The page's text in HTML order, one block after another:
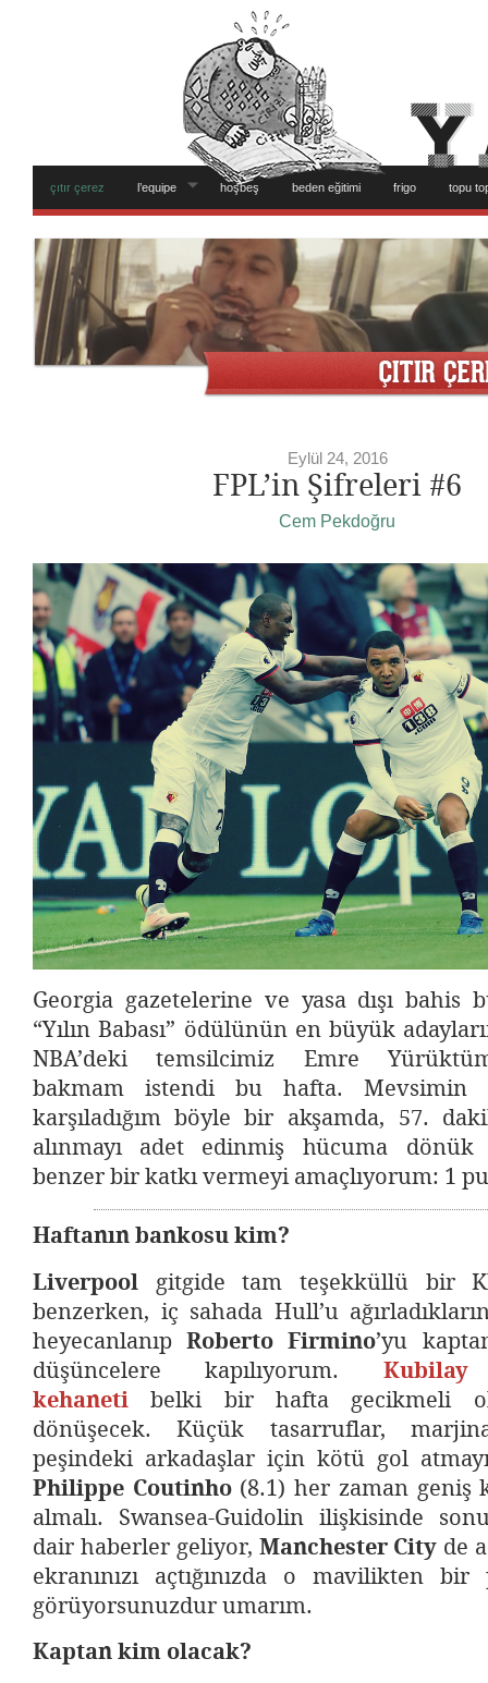
çıtır çerez l’equipe hoşbeş beden eğitimi frigo topu
Eylül 24, 2016
FPL’in Şifreleri #6
Cem Pekdoğru
Georgia gazetelerine ve yasa dışı bahis
“Yılın Babası” ödülünün en büyük
NBA’deki temsilcimiz Emre
bakmam istendi bu hafta. Mevsimin
karşıladığım böyle bir akşamda, 57.
alınmayı adet edinmiş hücuma dönük
benzer bir katkı vermeyi amaçlıyorum: 1
Haftanın bankosu kim?
Liverpool gitgide tam teşekküllü bir
benzerken, iç sahada Hull’u
heyecanlanıpRoberto Firmino’yu
düşüncelere kapılıyorum. Kubilay
kehaneti
belki bir hafta gecikmeli
dönüşecek. Küçük tasarruflar,
peşindeki arkadaşlar için kötü gol
Philippe Coutinho(8.1) her zaman geniş
almalı. Swansea-Guidolin ilişkisinde
dair haberler geliyor, Manchester City de
ekranınızı açtığınızda o mavilikten
görüyorsunuzdur umarım.
Kaptan kim olacak?